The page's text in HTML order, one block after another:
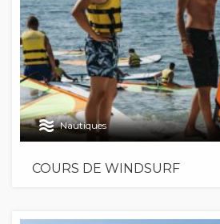
Nautiques
COURS DE WINDSURF